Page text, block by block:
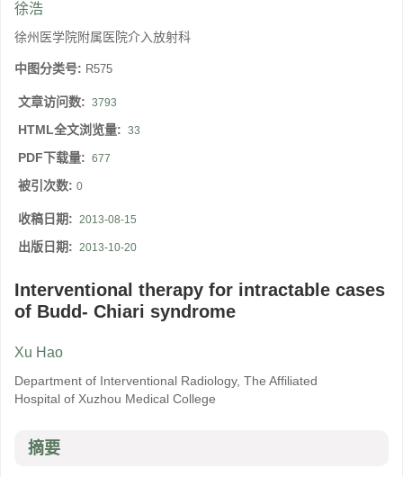
徐浩
徐州医学院附属医院介入放射科
中图分类号: R575
文章访问数: 3793
HTML全文浏览量: 33
PDF下载量: 677
被引次数: 0
收稿日期: 2013-08-15
出版日期: 2013-10-20
Interventional therapy for intractable cases
of Budd- Chiari syndrome
Xu Hao
Department of Interventional Radiology, The Affiliated
Hospital of Xuzhou Medical College
摘要